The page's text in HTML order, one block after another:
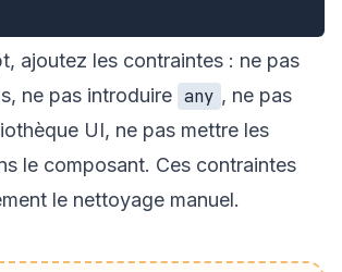
ajoutez les contraintes : ne pas
ne pas introduire any , ne pas
UI, ne pas mettre les
le composant. Ces contraintes
le nettoyage manuel.